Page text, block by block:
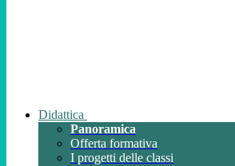
Didattica
Panoramica
Offerta formativa
I progetti delle classi